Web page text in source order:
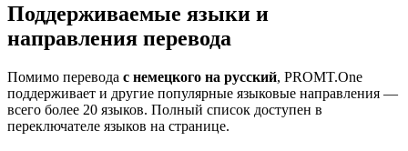
Поддерживаемые языки и
направления перевода
Помимо перевода с немецкого на русский, PROMT.One
поддерживает и другие популярные языковые направления —
всего более 20 языков. Полный список доступен в
переключателе языков на странице.